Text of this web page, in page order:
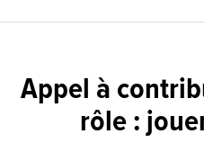
Appel à
rôle :